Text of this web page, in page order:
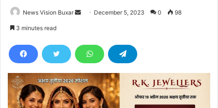
News Vision Buxar
d
e
m
a
December 5, 2023 0 98
3 minutes read